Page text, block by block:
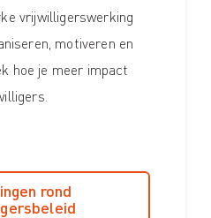
vrijwilligerswerking
motiveren en
hoe je meer impact
rond